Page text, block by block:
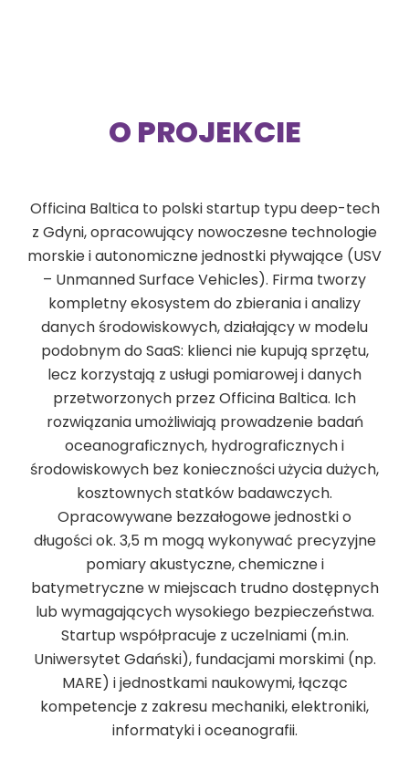
O PROJEKCIE
Officina Baltica to polski startup typu deep-tech
z Gdyni, opracowujący nowoczesne technologie
morskie i autonomiczne jednostki pływające (USV
– Unmanned Surface Vehicles). Firma tworzy
kompletny ekosystem do zbierania i analizy
danych środowiskowych, działający w modelu
podobnym do SaaS: klienci nie kupują sprzętu,
lecz korzystają z usługi pomiarowej i danych
przetworzonych przez Officina Baltica. Ich
rozwiązania umożliwiają prowadzenie badań
oceanograficznych, hydrograficznych i
środowiskowych bez konieczności użycia dużych,
kosztownych statków badawczych.
Opracowywane bezzałogowe jednostki o
długości ok. 3,5 m mogą wykonywać precyzyjne
pomiary akustyczne, chemiczne i
batymetryczne w miejscach trudno dostępnych
lub wymagających wysokiego bezpieczeństwa.
Startup współpracuje z uczelniami (m.in.
Uniwersytet Gdański), fundacjami morskimi (np.
MARE) i jednostkami naukowymi, łącząc
kompetencje z zakresu mechaniki, elektroniki,
informatyki i oceanografii.